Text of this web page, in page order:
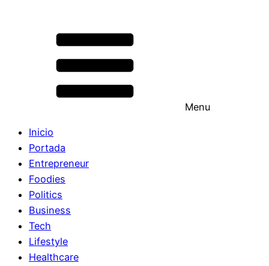
Menu
Inicio
Portada
Entrepreneur
Foodies
Politics
Business
Tech
Lifestyle
Healthcare